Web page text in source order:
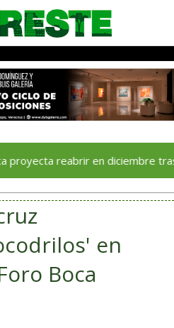
reabrir en diciembre tras avance
en
Boca